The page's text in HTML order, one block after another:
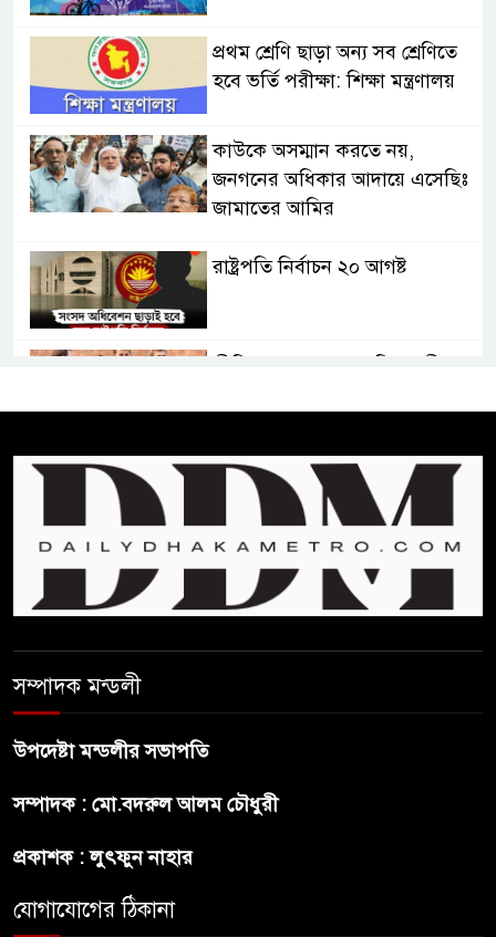
প্রথম শ্রেণি ছাড়া অন্য সব শ্রেণিতে
হবে ভর্তি পরীক্ষা: শিক্ষা মন্ত্রণালয়
কাউকে অসম্মান করতে নয়,
জনগনের অধিকার আদায়ে এসেছিঃ
জামাতের আমির
রাষ্ট্রপতি নির্বাচন ২০ আগষ্ট
প্রীতির সাথে প্রেম নয় ছিল গভীর
জুলাই সনদ ও জুলাই যোদ্ধা সংবর্ধনা
অনুষ্ঠানে বিশৃঙ্খলায় ক্ষুদ্ধ ভারপ্রাপ্ত
রাষ্ট্রপতি
আমরা যদি বলি জুলাই কার, তাহলে
তো জুলাই কারওই থাকবে না:
শেখ হাসিনার বক্তব্য প্রচার করলেই
ব্যবস্থা নিবে সরকার : প্রধানমন্ত্রীর
সম্পাদক মন্ডলী
উপদেষ্টা মন্ডলীর সভাপতি
সম্পাদক : মো.বদরুল আলম চৌধুরী
প্রকাশক : লুৎফুন নাহার
যোগাযোগের ঠিকানা